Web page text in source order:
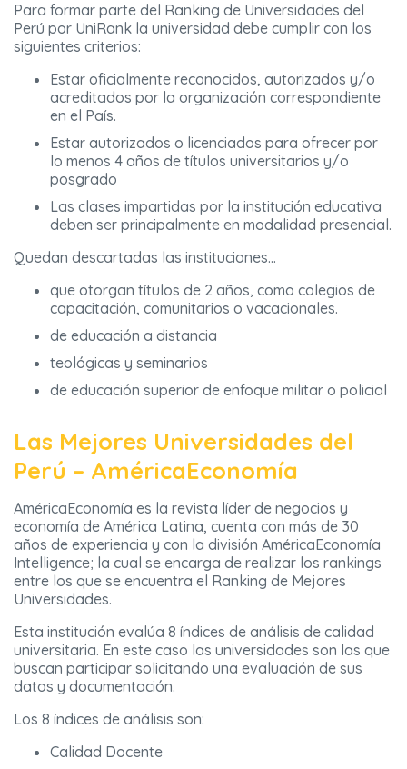
Para formar parte del Ranking de Universidades del
Perú por UniRank la universidad debe cumplir con los
siguientes criterios:
Estar oficialmente reconocidos, autorizados y/o
acreditados por la organización correspondiente
en el País.
Estar autorizados o licenciados para ofrecer por
lo menos 4 años de títulos universitarios y/o
posgrado
Las clases impartidas por la institución educativa
deben ser principalmente en modalidad presencial.
Quedan descartadas las instituciones…
que otorgan títulos de 2 años, como colegios de
capacitación, comunitarios o vacacionales.
de educación a distancia
teológicas y seminarios
de educación superior de enfoque militar o policial
Las Mejores Universidades del
Perú – AméricaEconomía
AméricaEconomía es la revista líder de negocios y
economía de América Latina, cuenta con más de 30
años de experiencia y con la división AméricaEconomía
Intelligence; la cual se encarga de realizar los rankings
entre los que se encuentra el Ranking de Mejores
Universidades.
Esta institución evalúa 8 índices de análisis de calidad
universitaria. En este caso las universidades son las que
buscan participar solicitando una evaluación de sus
datos y documentación.
Los 8 índices de análisis son:
Calidad Docente